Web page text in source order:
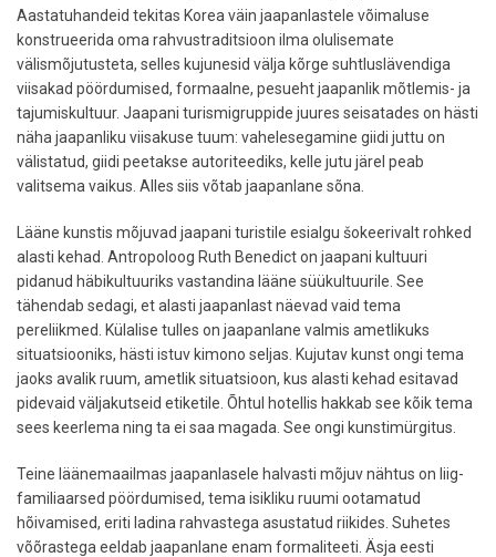
Aastatuhandeid tekitas Korea väin jaapanlastele võimaluse
konstrueerida oma rahvustraditsioon ilma olulisemate
välismõjutusteta, selles kujunesid välja kõrge suhtluslävendiga
viisakad pöördumised, formaalne, pesueht jaapanlik mõtlemis- ja
tajumiskultuur. Jaapani turismigruppide juures seisatades on hästi
näha jaapanliku viisakuse tuum: vahelesegamine giidi juttu on
välistatud, giidi peetakse autoriteediks, kelle jutu järel peab
valitsema vaikus. Alles siis võtab jaapanlane sõna.
Lääne kunstis mõjuvad jaapani turistile esialgu šokeerivalt rohked
alasti kehad. Antropoloog Ruth Benedict on jaapani kultuuri
pidanud häbikultuuriks vastandina lääne süükultuurile. See
tähendab sedagi, et alasti jaapanlast näevad vaid tema
pereliikmed. Külalise tulles on jaapanlane valmis ametlikuks
situatsiooniks, hästi istuv kimono seljas. Kujutav kunst ongi tema
jaoks avalik ruum, ametlik situatsioon, kus alasti kehad esitavad
pidevaid väljakutseid etiketile. Õhtul hotellis hakkab see kõik tema
sees keerlema ning ta ei saa magada. See ongi kunstimürgitus.
Teine läänemaailmas jaapanlasele halvasti mõjuv nähtus on liig-
familiaarsed pöördumised, tema isikliku ruumi ootamatud
hõivamised, eriti ladina rahvastega asustatud riikides. Suhetes
võõrastega eeldab jaapanlane enam formaliteeti. Äsja eesti